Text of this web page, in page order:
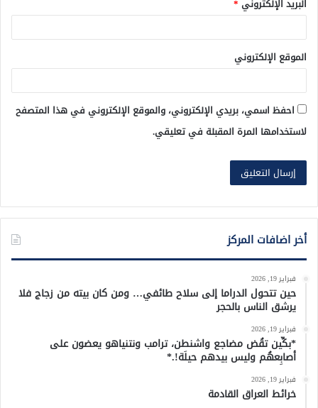
البريد الإلكتروني *
الموقع الإلكتروني
احفظ اسمي، بريدي الإلكتروني، والموقع الإلكتروني في هذا المتصفح
لاستخدامها المرة المقبلة في تعليقي.
أخر اضافات المركز
فبراير 19, 2026
حين تتحول الدراما إلى سلاح طائفي… ومن كان بيته من زجاج فلا
يرشق الناس بالحجر
فبراير 19, 2026
*بكِّين تقُض مضاجع واشنطن، ترامب ونتنياهو يعضون على
أصابِعهُم وليس بيدهم حيلَة!.*
فبراير 19, 2026
خرائط العراق القادمة